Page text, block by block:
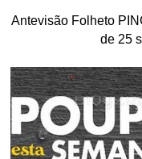
Antevisão Folheto
de 25